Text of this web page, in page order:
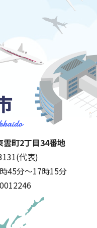
雲町2丁目34番地
代表)
45分～17時15分